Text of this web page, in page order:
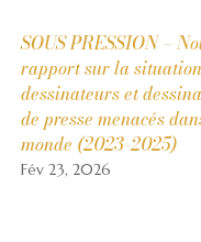
SOUS PRESSION –
rapport sur la
dessinateurs et
de presse menacés
monde (2023-2025)
Fév 23, 2026